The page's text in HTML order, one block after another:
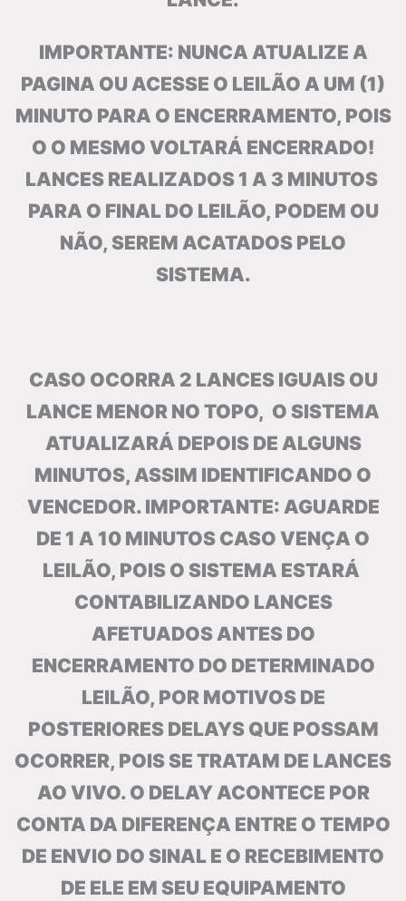
IMPORTANTE: NUNCA ATUALIZE A
PAGINA OU ACESSE O LEILÃO A UM (1)
MINUTO PARA O ENCERRAMENTO, POIS
O O MESMO VOLTARÁ ENCERRADO!
LANCES REALIZADOS 1 A 3 MINUTOS
PARA O FINAL DO LEILÃO, PODEM OU
NÃO, SEREM ACATADOS PELO
SISTEMA.
CASO OCORRA 2 LANCES IGUAIS OU
LANCE MENOR NO TOPO, O SISTEMA
ATUALIZARÁ DEPOIS DE ALGUNS
MINUTOS, ASSIM IDENTIFICANDO O
VENCEDOR. IMPORTANTE: AGUARDE
DE 1 A 10 MINUTOS CASO VENÇA O
LEILÃO, POIS O SISTEMA ESTARÁ
CONTABILIZANDO LANCES
AFETUADOS ANTES DO
ENCERRAMENTO DO DETERMINADO
LEILÃO, POR MOTIVOS DE
POSTERIORES DELAYS QUE POSSAM
OCORRER, POIS SE TRATAM DE LANCES
AO VIVO. O DELAY ACONTECE POR
CONTA DA DIFERENÇA ENTRE O TEMPO
DE ENVIO DO SINAL E O RECEBIMENTO
DE ELE EM SEU EQUIPAMENTO